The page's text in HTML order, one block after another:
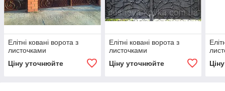
Елітні ковані ворота з
листочками
Ціну уточнюйте
Елітні ковані ворота з
листочками
Ціну уточнюйте